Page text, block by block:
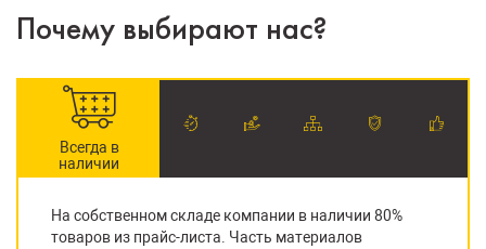
Почему выбирают нас?
Всегда в
наличии
На собственном складе компании в наличии 80%
товаров из прайс-листа. Часть материалов